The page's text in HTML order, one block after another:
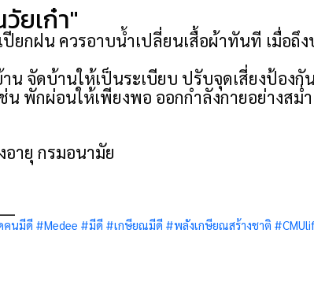
ยเก๋า"
ปียกฝน ควรอาบน้ำเปลี่ยนเสื้อผ้าทันที เมื่อถึ
จัดบ้านให้เป็นระเบียบ ปรับจุดเสี่ยงป้องกั
พักผ่อนให้เพียงพอ ออกกำลังกายอย่างสม่
ายุ กรมอนามัย
คนมีดี #Medee #มีดี #เกษียณมีดี #พลังเกษียณสร้างชาติ